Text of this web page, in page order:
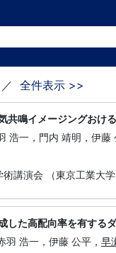
全件表示 >>
共鳴イメージングおけ
浩一，門内 靖明，伊藤
講演会 （東京工業大
した高配向率を有する
浩一，伊藤 公平， 早